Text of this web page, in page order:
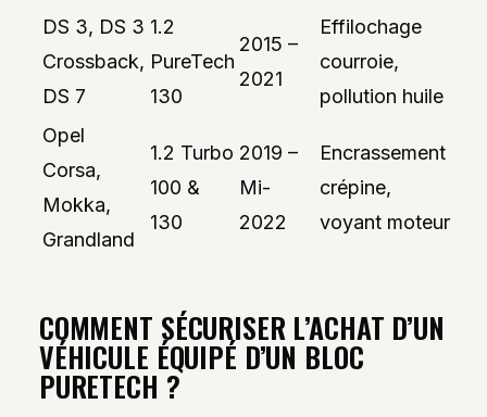
DS 3, DS 3
Crossback,
DS 7
1.2
PureTech
130
2015 –
2021
Effilochage
courroie,
pollution huile
Opel
Corsa,
Mokka,
Grandland
1.2 Turbo
100 &
130
2019 –
Mi-
2022
Encrassement
crépine,
voyant moteur
COMMENT SÉCURISER L’ACHAT D’UN
VÉHICULE ÉQUIPÉ D’UN BLOC
PURETECH ?